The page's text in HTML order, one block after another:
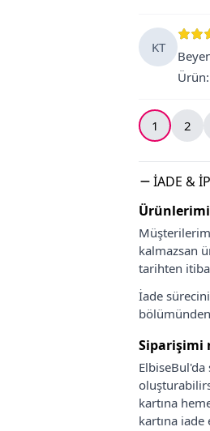
KT
Ürün:
1 2
İADE &
Ürünlerimi
kalmazsan
tarihten
İade
Siparişimi
kartına
kartına iade